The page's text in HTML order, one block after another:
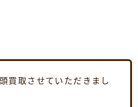
買取させていただきまし